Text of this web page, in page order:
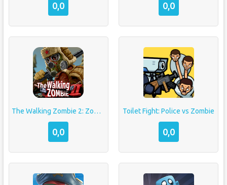
0,0 0,0
The Walking Zombie 2: Zombie shooter
0,0
Toilet Fight: Police vs Zombie
0,0